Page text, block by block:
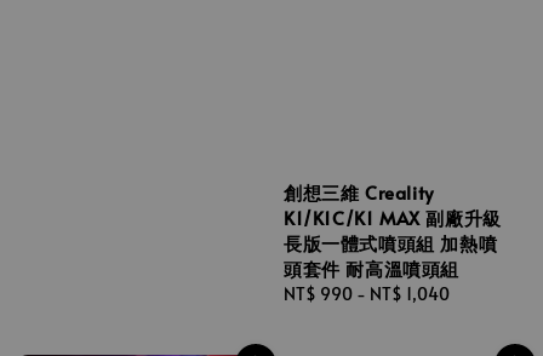
創想三維 Creality
K1/K1C/K1 MAX 副廠升級
長版一體式噴頭組 加熱噴
頭套件 耐高溫噴頭組
Regular
NT$ 990 - NT$ 1,040